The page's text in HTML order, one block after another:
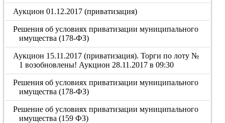
Аукцион 01.12.2017 (приватизация)
Решения об условиях приватизации муниципального
имущества (178-ФЗ)
Аукцион 15.11.2017 (приватизация). Торги по лоту №
1 возобновлены! Аукцион 28.11.2017 в 09:30
Решения об условиях приватизации муниципального
имущества (178-ФЗ)
Решение об условиях приватизации муниципального
имущества (159 ФЗ)